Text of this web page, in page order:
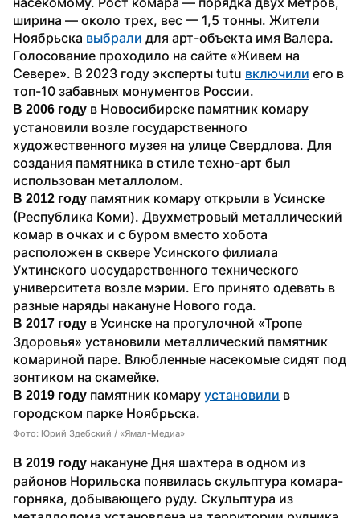
ширина — около трех, вес — 1,5 тонны. Жители
Ноябрьска выбрали для арт-объекта имя Валера.
Голосование проходило на сайте «Живем на
Севере». В 2023 году эксперты tutu включили его в
топ-10 забавных монументов России.
В 2006 году в Новосибирске памятник комару
установили возле государственного
художественного музея на улице Свердлова. Для
создания памятника в стиле техно-арт был
использован металлолом.
В 2012 году памятник комару открыли в Усинске
(Республика Коми). Двухметровый металлический
комар в очках и с буром вместо хобота
расположен в сквере Усинского филиала
Ухтинского uосударственного технического
университета возле мэрии. Его принято одевать в
разные наряды накануне Нового года.
В 2017 году в Усинске на прогулочной «Тропе
Здоровья» установили металлический памятник
комариной паре. Влюбленные насекомые сидят под
зонтиком на скамейке.
В 2019 году памятник комару установили в
городском парке Ноябрьска.
Фото: Юрий Здебский / «Ямал-Медиа»
В 2019 году накануне Дня шахтера в одном из
районов Норильска появилась скульптура комара-
горняка, добывающего руду. Скульптура из